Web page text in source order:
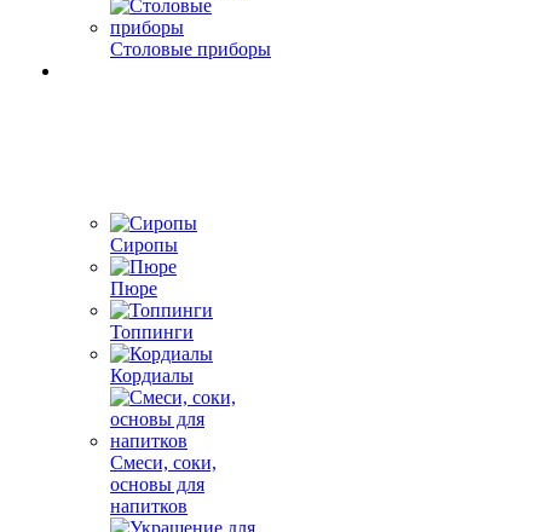
Столовые приборы
Сиропы
Пюре
Топпинги
Кордиалы
Смеси, соки,
основы для
напитков